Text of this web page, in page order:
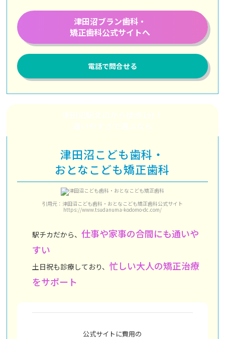
津田沼ブラン歯科・
矯正歯科公式サイトへ
電話で問合せる
津田沼こども歯科・
おとなこども矯正歯科
引用元：津田沼こども歯科・おとなこども矯正歯科公式サイト
https://www.tsudanuma-kodomo-dc.com/
駅チカだから、仕事や家事の合間にも通いや
すい
土日祝も診療しており、 忙しい大人の矯正治療
をサポート
公式サイトに費用の